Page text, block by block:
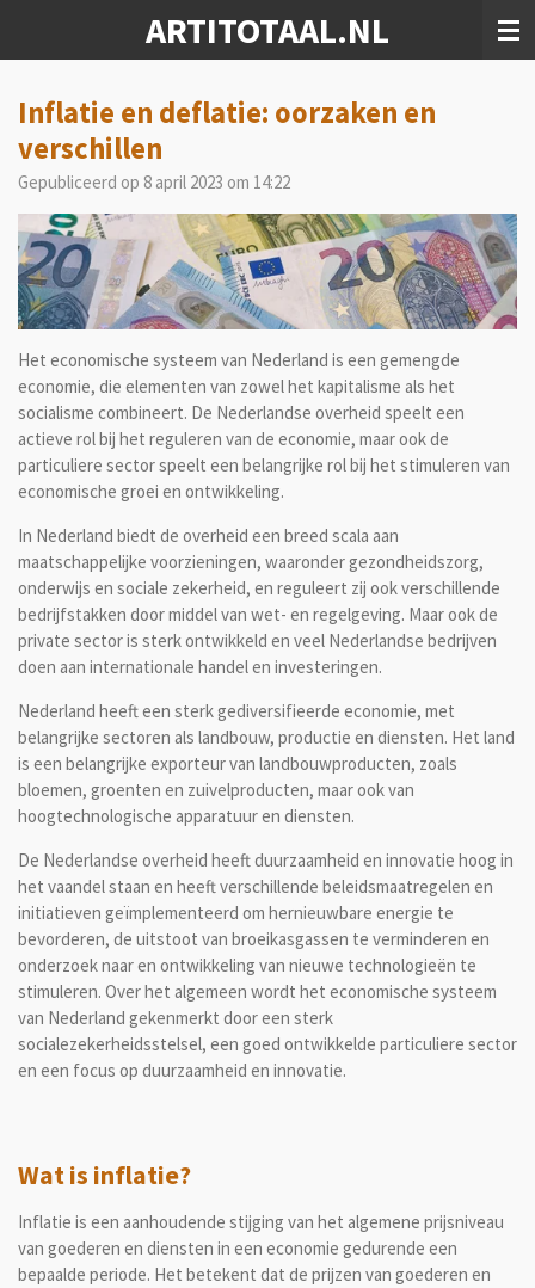
de
hoofdinhoud
ARTITOTAAL.NL
Inflatie en deflatie: oorzaken en
verschillen
Gepubliceerd op 8 april 2023 om 14:22
Het economische systeem van Nederland is een gemengde
economie, die elementen van zowel het kapitalisme als het
socialisme combineert. De Nederlandse overheid speelt een
actieve rol bij het reguleren van de economie, maar ook de
particuliere sector speelt een belangrijke rol bij het stimuleren van
economische groei en ontwikkeling.
In Nederland biedt de overheid een breed scala aan
maatschappelijke voorzieningen, waaronder gezondheidszorg,
onderwijs en sociale zekerheid, en reguleert zij ook verschillende
bedrijfstakken door middel van wet- en regelgeving. Maar ook de
private sector is sterk ontwikkeld en veel Nederlandse bedrijven
doen aan internationale handel en investeringen.
Nederland heeft een sterk gediversifieerde economie, met
belangrijke sectoren als landbouw, productie en diensten. Het land
is een belangrijke exporteur van landbouwproducten, zoals
bloemen, groenten en zuivelproducten, maar ook van
hoogtechnologische apparatuur en diensten.
De Nederlandse overheid heeft duurzaamheid en innovatie hoog in
het vaandel staan en heeft verschillende beleidsmaatregelen en
initiatieven geïmplementeerd om hernieuwbare energie te
bevorderen, de uitstoot van broeikasgassen te verminderen en
onderzoek naar en ontwikkeling van nieuwe technologieën te
stimuleren. Over het algemeen wordt het economische systeem
van Nederland gekenmerkt door een sterk
socialezekerheidsstelsel, een goed ontwikkelde particuliere sector
en een focus op duurzaamheid en innovatie.
Wat is inflatie?
Inflatie is een aanhoudende stijging van het algemene prijsniveau
van goederen en diensten in een economie gedurende een
bepaalde periode. Het betekent dat de prijzen van goederen en